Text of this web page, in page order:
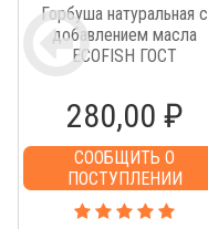
Горбуша натуральная с
добавлением масла
ECOFISH ГОСТ
280,00 ₽
СООБЩИТЬ О
ПОСТУПЛЕНИИ